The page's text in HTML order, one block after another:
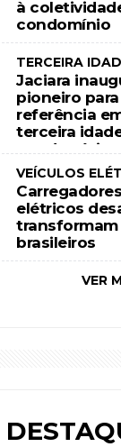
à
condomínio
TERCEIRA
Jaciara
pioneiro
referência
terceira
condomínio
voltado
idosos em
oferece
assistência à
VEÍCULOS
elétricos
brasileiros
VER